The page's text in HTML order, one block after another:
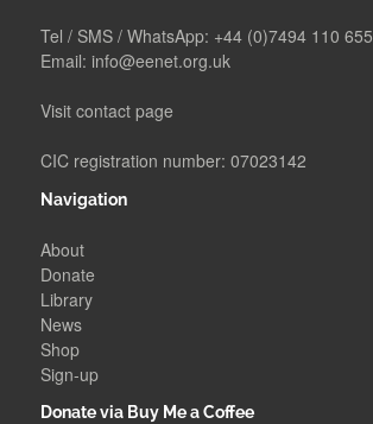
Tel / SMS / WhatsApp: +44 (0)7494 110 655
Email: info@eenet.org.uk
Visit contact page
CIC registration number: 07023142
Navigation
About
Donate
Library
News
Shop
Sign-up
Donate via Buy Me a Coffee